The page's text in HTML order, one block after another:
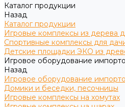
Каталог продукции
Назад
Каталог продукции
Игровые комплексы из дерева
Спортивные комплексы для
Детские площадки ЭКО из
Игровое оборудование
Назад
Игровое оборудование
Домики и беседки, песочницы
Игровые комплексы на хомутах